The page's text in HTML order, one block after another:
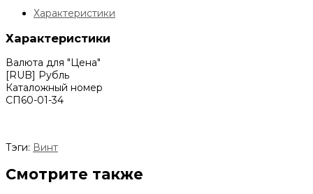
Характеристики
Характеристики
Валюта для "Цена"
[RUB] Рубль
Каталожный номер
СП60-01-34
Тэги: Винт
Смотрите также